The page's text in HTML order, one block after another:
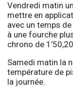
Vendredi matin
mettre en
avec un temps
à une fourche
chrono de 1’50,20
Samedi matin la
température de
la journée.